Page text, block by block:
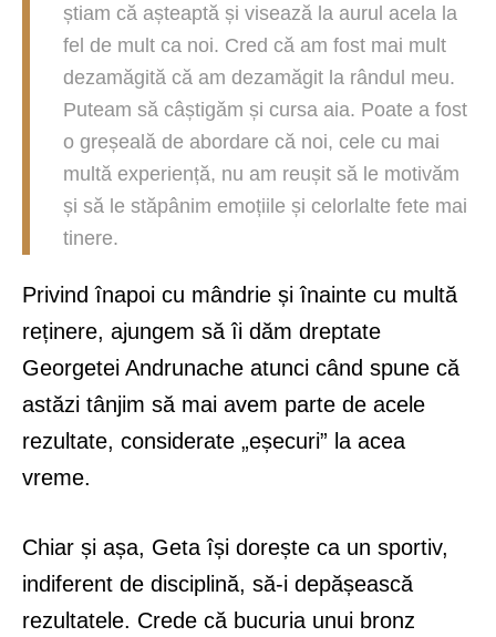
știam că așteaptă și visează la aurul acela la
fel de mult ca noi. Cred că am fost mai mult
dezamăgită că am dezamăgit la rândul meu.
Puteam să câștigăm și cursa aia. Poate a fost
o greșeală de abordare că noi, cele cu mai
multă experiență, nu am reușit să le motivăm
și să le stăpânim emoțiile și celorlalte fete mai
tinere.
Privind înapoi cu mândrie și înainte cu multă
reținere, ajungem să îi dăm dreptate
Georgetei Andrunache atunci când spune că
astăzi tânjim să mai avem parte de acele
rezultate, considerate „eșecuri” la acea
vreme.
Chiar și așa, Geta își dorește ca un sportiv,
indiferent de disciplină, să-i depășească
rezultatele. Crede că bucuria unui bronz